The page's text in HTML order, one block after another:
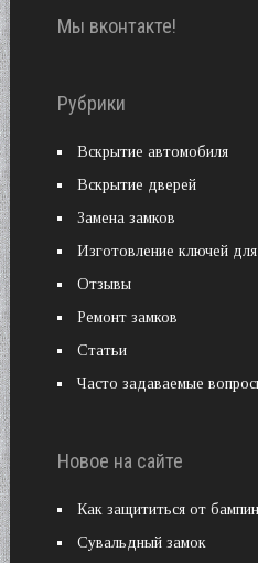
Мы вконтакте!
Рубрики
Вскрытие автомобиля
Вскрытие дверей
Замена замков
Изготовление ключей
Отзывы
Ремонт замков
Статьи
Часто задаваемые
Новое на сайте
Как защититься от
Сувальдный замок